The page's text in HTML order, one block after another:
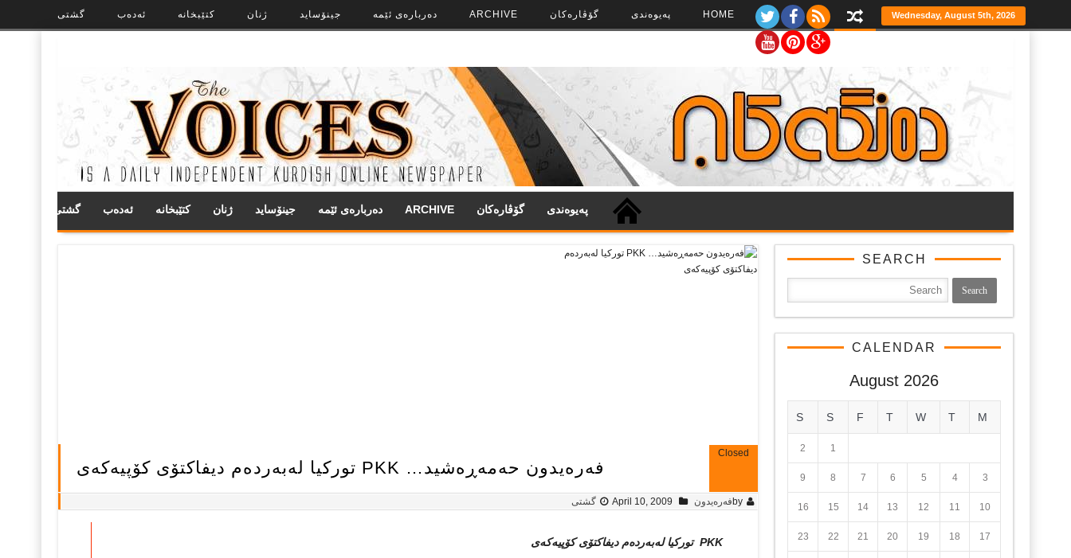
گشتی ئەدەب کتێبخانە ژنان جینۆساید ده‌رباره‌ی ئێمه ARCHIVE گۆڤاره‌کان په‌‌یوه‌ندی HOME Wednesday, August 5th, 2026
گشتی ئەدەب کتێبخانە ژنان جینۆساید ده‌رباره‌ی ئێمه ARCHIVE گۆڤاره‌کان په‌‌یوه‌ندی
فه‌ره‌یدون حه‌مه‌ڕه‌شید… PKK تورکیا له‌به‌رده‌م دیفاکتۆی کۆپیه‌که‌ی
Closed
byفه‌ره‌یدون April 10, 2009 گشتی
PKK تورکیا له‌به‌رده‌م دیفاکتۆی کۆپیه‌که‌ی
SEARCH
CALENDAR
August 2026
M
T
W
T
F
S
S
1
2
3
4
5
6
7
8
9
10
11
12
13
14
15
16
17
18
19
20
21
22
23